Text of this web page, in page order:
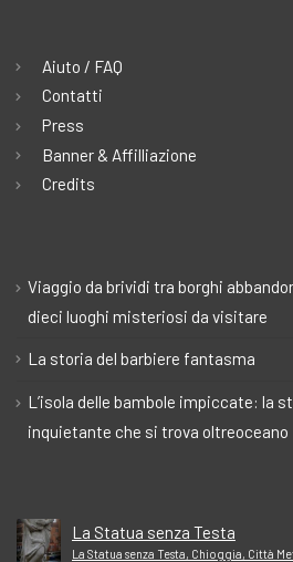
Aiuto / FAQ
Contatti
Press
Banner & Affilliazione
Credits
Viaggio da brividi tra borghi
dieci luoghi misteriosi da visitare
La storia del barbiere fantasma
L’isola delle bambole impiccate: la
inquietante che si trova oltreoceano
La Statua senza Testa
La Statua senza Testa, Chioggia, Città